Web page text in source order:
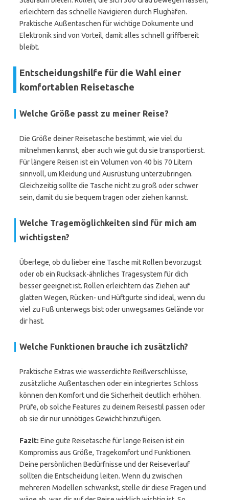
erleichtern das schnelle Navigieren durch Flughäfen.
Praktische Außentaschen für wichtige Dokumente und
Elektronik sind von Vorteil, damit alles schnell griffbereit
bleibt.
Entscheidungshilfe für die Wahl einer
komfortablen Reisetasche
Welche Größe passt zu meiner Reise?
Die Größe deiner Reisetasche bestimmt, wie viel du
mitnehmen kannst, aber auch wie gut du sie transportierst.
Für längere Reisen ist ein Volumen von 40 bis 70 Litern
sinnvoll, um Kleidung und Ausrüstung unterzubringen.
Gleichzeitig sollte die Tasche nicht zu groß oder schwer
sein, damit du sie bequem tragen oder ziehen kannst.
Welche Tragemöglichkeiten sind für mich am
wichtigsten?
Überlege, ob du lieber eine Tasche mit Rollen bevorzugst
oder ob ein Rucksack-ähnliches Tragesystem für dich
besser geeignet ist. Rollen erleichtern das Ziehen auf
glatten Wegen, Rücken- und Hüftgurte sind ideal, wenn du
viel zu Fuß unterwegs bist oder unwegsames Gelände vor
dir hast.
Welche Funktionen brauche ich zusätzlich?
Praktische Extras wie wasserdichte Reißverschlüsse,
zusätzliche Außentaschen oder ein integriertes Schloss
können den Komfort und die Sicherheit deutlich erhöhen.
Prüfe, ob solche Features zu deinem Reisestil passen oder
ob sie dir nur unnötiges Gewicht hinzufügen.
Fazit: Eine gute Reisetasche für lange Reisen ist ein
Kompromiss aus Größe, Tragekomfort und Funktionen.
Deine persönlichen Bedürfnisse und der Reiseverlauf
sollten die Entscheidung leiten. Wenn du zwischen
mehreren Modellen schwankst, stelle dir diese Fragen und